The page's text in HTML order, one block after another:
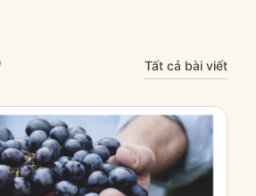
Tất cả bài viết